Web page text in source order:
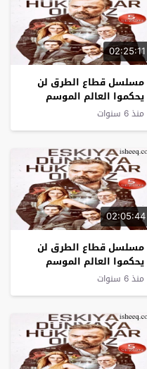
02:25:11
مسلسل قطاع الطرق لن
يحكموا العالم الموسم
الخامس الحلقة 7
منذ 6 سنوات
02:05:44
مسلسل قطاع الطرق لن
يحكموا العالم الموسم
الخامس الحلقة 5
منذ 6 سنوات